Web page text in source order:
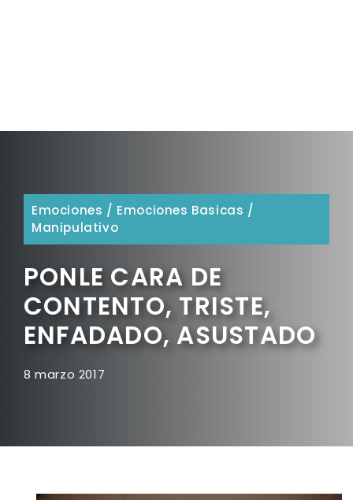
Emociones / Emociones Basicas /
Manipulativo
PONLE CARA DE
CONTENTO, TRISTE,
ENFADADO, ASUSTADO
8 marzo 2017